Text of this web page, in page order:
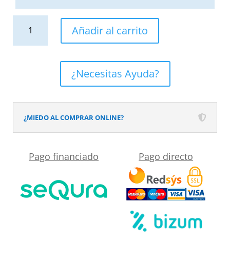
1
fijo
-1
corredera
Añadir al carrito
¿Necesitas Ayuda?
¿MIEDO AL COMPRAR ONLINE?
Pago financiado Pago directo